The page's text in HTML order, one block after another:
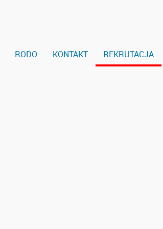
RODO KONTAKT REKRUTACJA